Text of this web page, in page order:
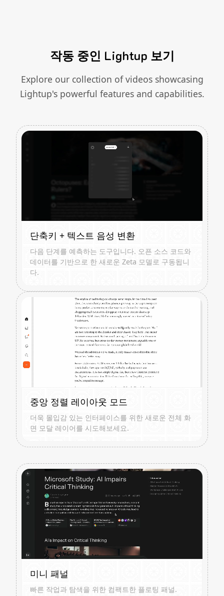
작동 중인 Lightup 보기
Explore our collection of videos showcasing
Lightup's powerful features and capabilities.
단축키 + 텍스트 음성 변환
다음 단계를 예측하는 도구입니다. 오픈 소스 코드와
데이터를 기반으로 한 새로운 Zeta 모델로 구동됩니
다.
중앙 정렬 레이아웃 모드
더욱 몰입감 있는 인터페이스를 위한 새로운 전체 화
면 모달 레이어를 시도해보세요.
미니 패널
빠른 작업과 탐색을 위한 컴팩트한 플로팅 패널.